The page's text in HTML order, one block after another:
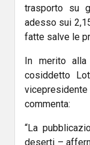
trasporto su
adesso sui
fatte salve le
In merito alla
cosiddetto
commenta:
“La
deserti –